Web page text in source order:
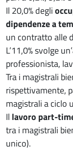
Il 20,0% degli
dipendenze a
un contratto alle
L’11,0% svolge un’
professionista,
Tra i magistrali
rispettivamente,
magistrali a ciclo
Il lavoro part-
tra i magistrali
unico).